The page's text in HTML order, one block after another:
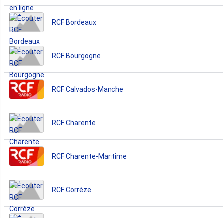
RCF Bordeaux
RCF Bourgogne
RCF Calvados-Manche
RCF Charente
RCF Charente-Maritime
RCF Corrèze